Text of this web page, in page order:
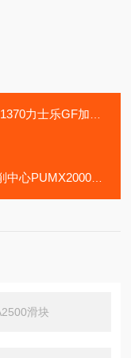
工方案FO-35P传动轴承
机床R162429372轴承